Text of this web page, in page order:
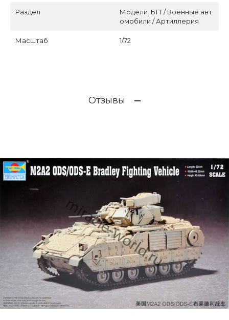
Раздел
Модели. БТТ / Военные авт
омобили / Артиллерия
Масштаб 1/72
Отзывы